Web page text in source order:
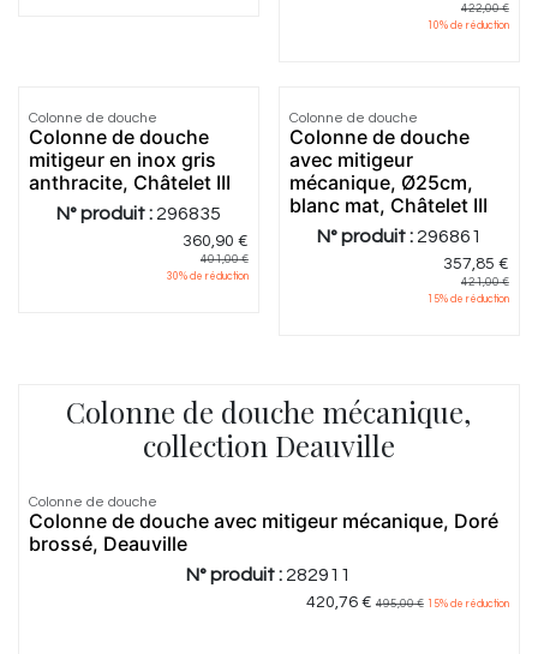
422,00€
10% de réduction
Colonne de douche
Colonne de douche
mitigeur en inox gris
anthracite, Châtelet III
N° produit : 296835
360,90 €
401,00€
30% de réduction
Colonne de douche
Colonne de douche
avec mitigeur
mécanique, Ø25cm,
blanc mat, Châtelet III
N° produit : 296861
357,85 €
421,00€
15% de réduction
Colonne de douche mécanique,
collection Deauville
Colonne de douche
Colonne de douche avec mitigeur mécanique, Doré
brossé, Deauville
N° produit : 282911
420,76€ 495,00€ 15% de réduction